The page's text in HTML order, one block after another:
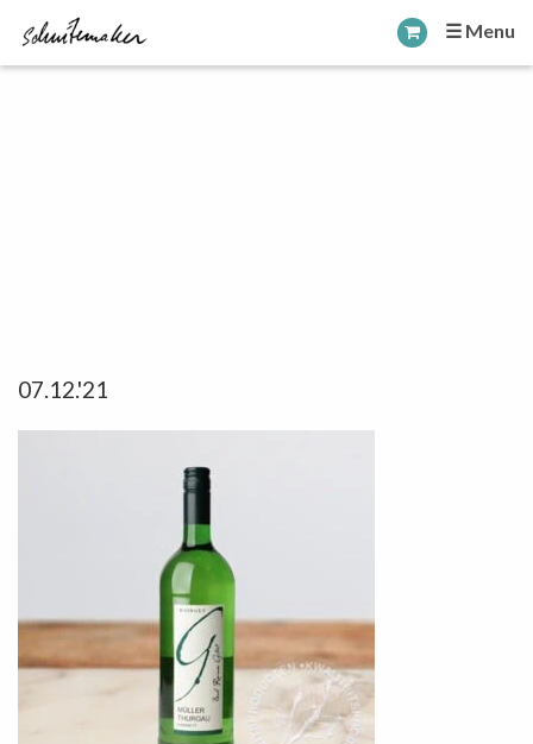
☰ Menu
07.12.'21